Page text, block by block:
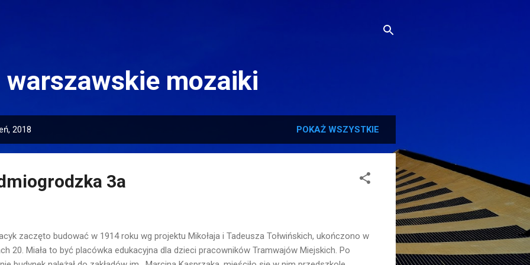
warszawskie mozaiki
2018 POKAŻ WSZYSTKIE
3a
zaczęto budować w 1914 roku wg projektu Mikołaja i Tadeusza Tołwińskich, ukończono w
20. Miała to być placówka edukacyjna dla dzieci pracowników Tramwajów Miejskich. Po